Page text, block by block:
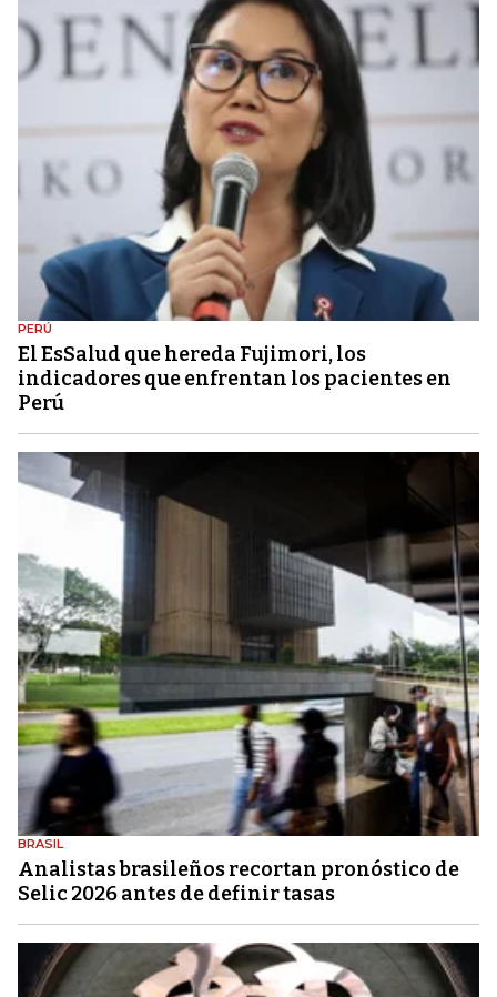
PERÚ
El EsSalud que hereda Fujimori, los
indicadores que enfrentan los pacientes en
Perú
BRASIL
Analistas brasileños recortan pronóstico de
Selic 2026 antes de definir tasas